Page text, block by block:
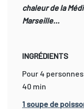
chaleur de la
Marseille…
INGRÉDIENTS
Pour 4
40 min
1 soupe de